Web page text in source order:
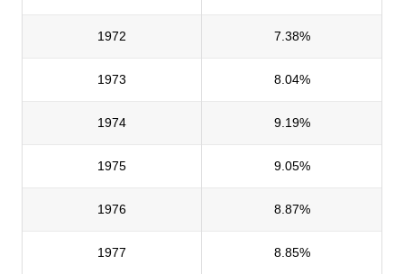
1972 7.38%
1973 8.04%
1974 9.19%
1975 9.05%
1976 8.87%
1977 8.85%